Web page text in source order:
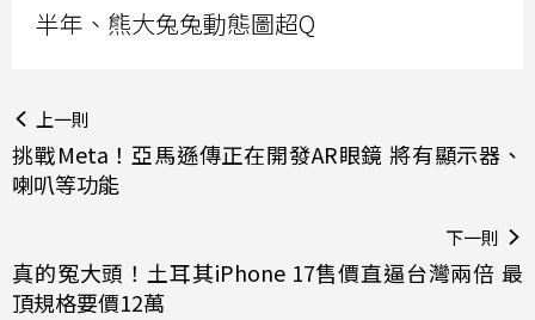
半年、熊大兔兔動態圖超Q
上一則
挑戰Meta！亞馬遜傳正在開發AR眼鏡 將有顯示器、
喇叭等功能
下一則
真的冤大頭！土耳其iPhone 17售價直逼台灣兩倍 最
頂規格要價12萬